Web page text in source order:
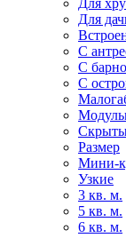
Для
Для
С
С
С
Размер
Мини-
Узкие
3 кв. м.
5 кв. м.
6 кв. м.